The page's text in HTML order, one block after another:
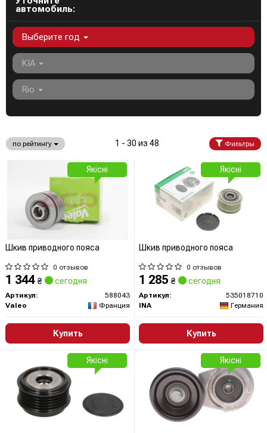
автомобиль:
Выберите год
KIA
Rio
по рейтингу 1 - 30 из 48 Фильтры
Шкив приводного пояса
0 отзывов
1 344 ₴ сегодня
Артикул:
588043
Valeo
Франция
Купить
Якісні
Шкив приводного пояса
0 отзывов
1 285 ₴ сегодня
Артикул:
535018710
INA
Германия
Купить
Якісні
Якісні Якісні